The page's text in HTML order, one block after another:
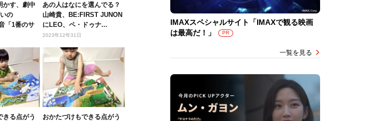
かす、劇中
の
「1番のサ
あの人はなにを選んでる？
山崎貴、BE:FIRST JUNON
にLEO、ペ・ドゥナ...
2023年12年31日
きる点がう
おかたづけもできる点がう
IMAXスペシャルサイト「IMAXで観る映画
は最高だ！」
PR
一覧を見る